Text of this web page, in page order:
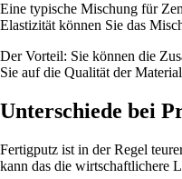
Eine typische Mischung für
Elastizität können Sie das
Der Vorteil: Sie können die
Sie auf die Qualität der
Unterschiede bei
Fertigputz ist in der Regel
kann das die wirtschaftlichere